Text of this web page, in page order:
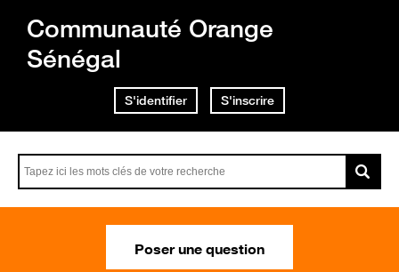
Communauté Orange
Sénégal
S'identifier S'inscrire
Poser une question